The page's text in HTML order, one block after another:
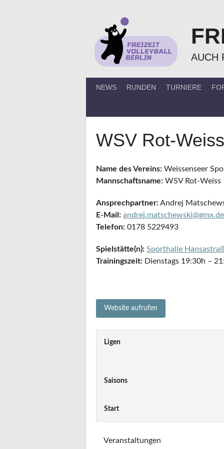
AUCH
NEWS RUNDEN TURNIERE
WSV Rot-
Name des Vereins: Weissenseer
Mannschaftsname: WSV Rot-Weiss
Ansprechpartner:Andrej
E-Mail: andrej.matschewski@gmx.de
Telefon: 0178 5229493
Spielstätte(n): Sporthalle
Trainingszeit: Dienstags 19:30h –
Ligen
Saisons
Start
Veranstaltungen